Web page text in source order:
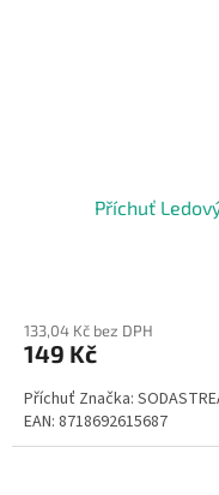
Příchuť
133,04 Kč bez DPH
149 Kč
Příchuť Značka:
EAN: 8718692615687